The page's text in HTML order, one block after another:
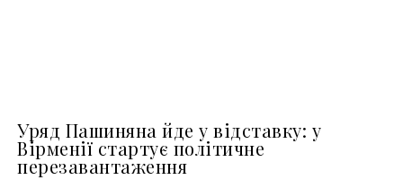
Уряд Пашиняна йде у відставку: у
Вірменії стартує політичне
перезавантаження